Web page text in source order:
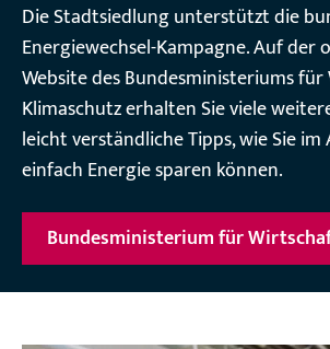
Die Stadtsiedlung unterstützt die
Energiewechsel-Kampagne. Auf der
Website des Bundesministeriums
Klimaschutz erhalten Sie viele
leicht verständliche Tipps, wie Sie
einfach Energie sparen können.
Bundesministerium für